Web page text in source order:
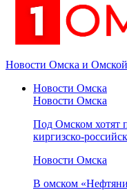
Новости Омска и Омской
Новости Омска
Новости Омска
Под Омском хотят
киргизско-
Новости Омска
В омском